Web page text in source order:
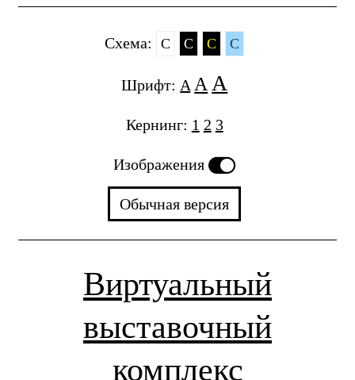
Cхема: C C C C
Шрифт: A A A
Кернинг: 1 2 3
Изображения
Обычная версия
Виртуальный
выставочный
комплекс